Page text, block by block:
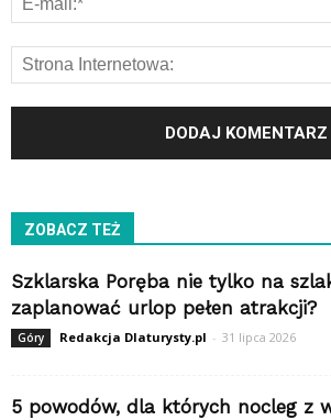
ZOBACZ TEŻ
Szklarska Poręba nie tylko na
zaplanować urlop pełen atrakcji?
Góry Redakcja Dlaturysty.pl - 31 lipca 2026
5 powodów, dla których nocleg z